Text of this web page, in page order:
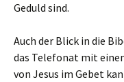
Geduld sind.
Auch der Blick in die
das Telefonat mit
von Jesus im Gebet